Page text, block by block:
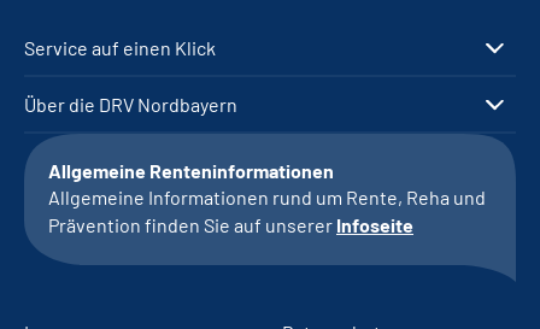
Service auf einen Klick
Über die DRV Nordbayern
Allgemeine Renteninformationen
Allgemeine Informationen rund um Rente, Reha und
Prävention finden Sie auf unserer Infoseite